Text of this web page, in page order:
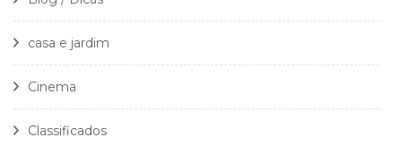
casa e jardim
Cinema
Classificados